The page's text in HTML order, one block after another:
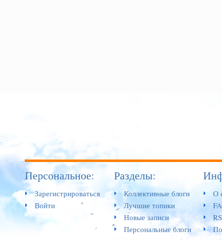
Персональное:
Зарегистрироваться
Войти
Разделы:
Коллективные блоги
Лучшие топики
Новые записи
Персональные блоги
О